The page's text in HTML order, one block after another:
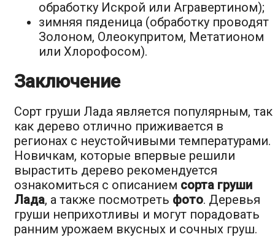
обработку Искрой или Агравертином);
зимняя пяденица (обработку проводят
Золоном, Олеокупритом, Метатионом
или Хлорофосом).
Заключение
Сорт груши Лада является популярным, так
как дерево отлично приживается в
регионах с неустойчивыми температурами.
Новичкам, которые впервые решили
вырастить дерево рекомендуется
ознакомиться с описанием сорта груши
Лада, а также посмотреть фото. Деревья
груши неприхотливы и могут порадовать
ранним урожаем вкусных и сочных груш.